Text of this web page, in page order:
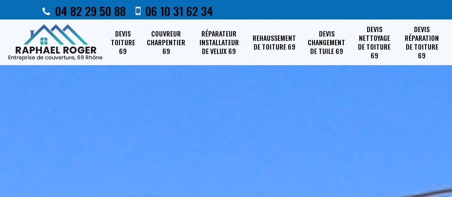
04 82 29 50 88 06 10 31 62 34
DEVIS
TOITURE
69
COUVREUR
CHARPENTIER
69
RÉPARATEUR
INSTALLATEUR
DE VELUX 69
REHAUSSEMENT
DE TOITURE 69
DEVIS
CHANGEMENT
DE TUILE 69
DEVIS
NETTOYAGE
DE TOITURE
69
DEVIS
RÉPARATION
DE TOITURE
69